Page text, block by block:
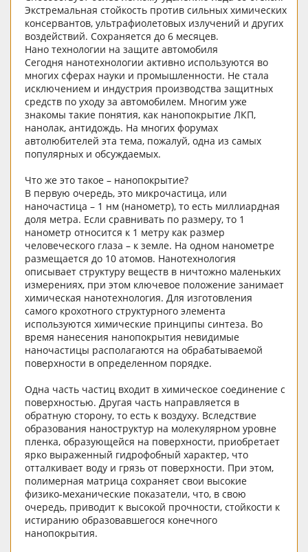
Экстремальная стойкость против сильных химических
консервантов, ультрафиолетовых излучений и других
воздействий. Сохраняется до 6 месяцев.
Нано технологии на защите автомобиля
Сегодня нанотехнологии активно используются во
многих сферах науки и промышленности. Не стала
исключением и индустрия производства защитных
средств по уходу за автомобилем. Многим уже
знакомы такие понятия, как нанопокрытие ЛКП,
нанолак, антидождь. На многих форумах
автолюбителей эта тема, пожалуй, одна из самых
популярных и обсуждаемых.
Что же это такое – нанопокрытие?
В первую очередь, это микрочастица, или
наночастица – 1 нм (нанометр), то есть миллиардная
доля метра. Если сравнивать по размеру, то 1
нанометр относится к 1 метру как размер
человеческого глаза – к земле. На одном нанометре
размещается до 10 атомов. Нанотехнология
описывает структуру веществ в ничтожно маленьких
измерениях, при этом ключевое положение занимает
химическая нанотехнология. Для изготовления
самого крохотного структурного элемента
используются химические принципы синтеза. Во
время нанесения нанопокрытия невидимые
наночастицы располагаются на обрабатываемой
поверхности в определенном порядке.
Одна часть частиц входит в химическое соединение с
поверхностью. Другая часть направляется в
обратную сторону, то есть к воздуху. Вследствие
образования наноструктур на молекулярном уровне
пленка, образующейся на поверхности, приобретает
ярко выраженный гидрофобный характер, что
отталкивает воду и грязь от поверхности. При этом,
полимерная матрица сохраняет свои высокие
физико-механические показатели, что, в свою
очередь, приводит к высокой прочности, стойкости к
истиранию образовавшегося конечного
нанопокрытия.